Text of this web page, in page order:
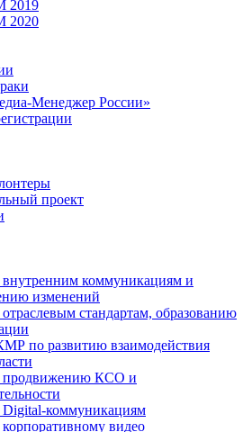
2019
2020
Менеджер России»
проект
коммуникациям и
изменений
стандартам, образованию
по развитию взаимодействия
продвижению КСО и
Digital-коммуникациям
видео